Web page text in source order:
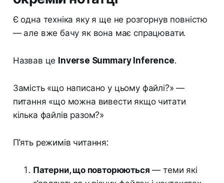
Є одна техніка яку я ще не розгорнув повністю
— але вже бачу як вона має спрацювати.
Назвав це Inverse Summary Inference.
Замість «що написано у цьому файлі?» —
питання «що можна вивести якщо читати
кілька файлів разом?»
П'ять режимів читання:
Патерни, що повторюються — теми які